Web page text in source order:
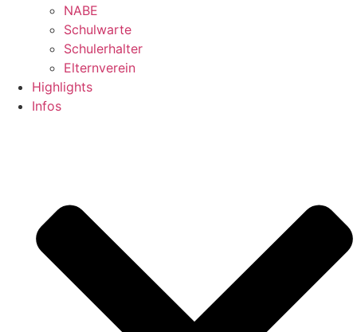
NABE
Schulwarte
Schulerhalter
Elternverein
Highlights
Infos